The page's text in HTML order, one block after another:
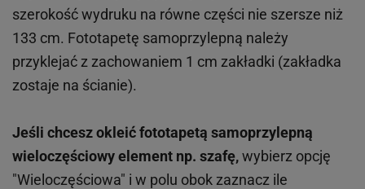
szerokość wydruku na równe części nie szersze niż
133 cm. Fototapetę samoprzylepną należy
przyklejać z zachowaniem 1 cm zakładki (zakładka
zostaje na ścianie).
Jeśli chcesz okleić fototapetą samoprzylepną
wieloczęściowy element np. szafę,wybierz opcję
"Wieloczęściowa" i w polu obok zaznacz ile